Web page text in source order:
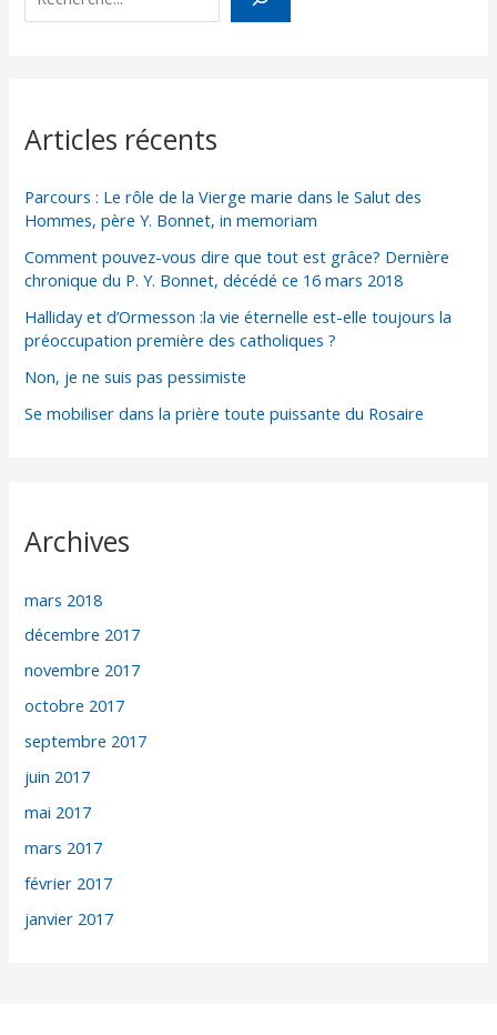
Articles récents
Parcours : Le rôle de la Vierge marie dans le Salut des
Hommes, père Y. Bonnet, in memoriam
Comment pouvez-vous dire que tout est grâce? Dernière
chronique du P. Y. Bonnet, décédé ce 16 mars 2018
Halliday et d’Ormesson :la vie éternelle est-elle toujours la
préoccupation première des catholiques ?
Non, je ne suis pas pessimiste
Se mobiliser dans la prière toute puissante du Rosaire
Archives
mars 2018
décembre 2017
novembre 2017
octobre 2017
septembre 2017
juin 2017
mai 2017
mars 2017
février 2017
janvier 2017